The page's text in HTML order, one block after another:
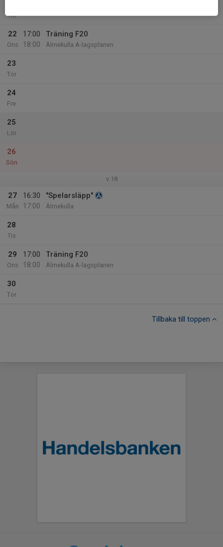
Tis
22
Ons
17:00
18:00
Träning F20
Älmekulla A-lagsplanen
23
Tor
24
Fre
25
Lör
26
Sön
v.18
27
Mån
16:30
17:00
"Spelarsläpp"
Älmekulla
28
Tis
29
Ons
17:00
18:00
Träning F20
Älmekulla A-lagsplanen
30
Tor
Tillbaka till toppen